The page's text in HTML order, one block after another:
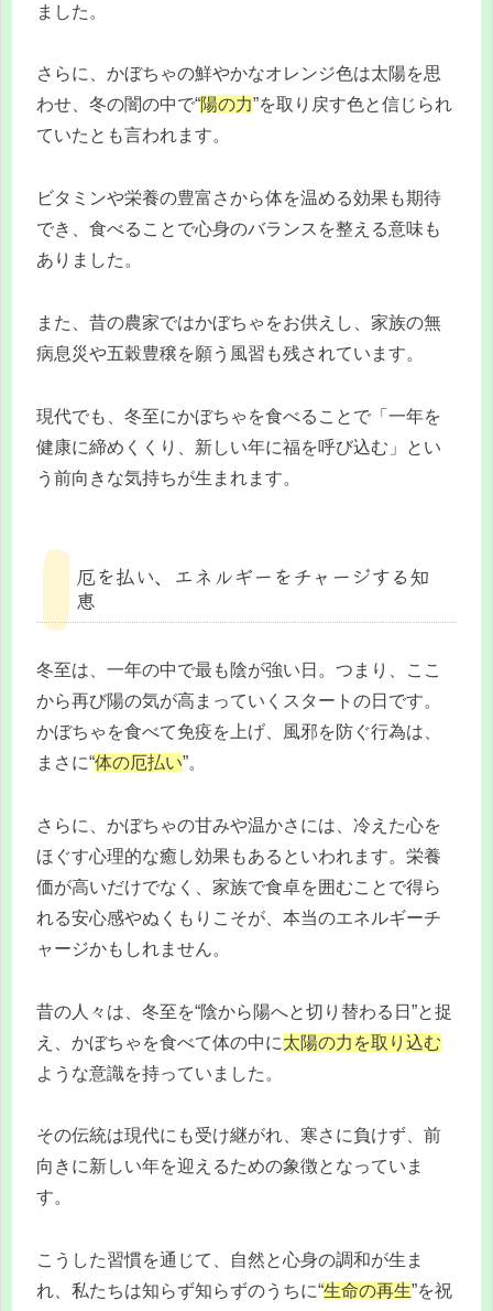
ました。
さらに、かぼちゃの鮮やかなオレンジ色は太陽を思
わせ、冬の闇の中で“陽の力”を取り戻す色と信じられ
ていたとも言われます。
ビタミンや栄養の豊富さから体を温める効果も期待
でき、食べることで心身のバランスを整える意味も
ありました。
また、昔の農家ではかぼちゃをお供えし、家族の無
病息災や五穀豊穣を願う風習も残されています。
現代でも、冬至にかぼちゃを食べることで「一年を
健康に締めくくり、新しい年に福を呼び込む」とい
う前向きな気持ちが生まれます。
厄を払い、エネルギーをチャージする知
恵
冬至は、一年の中で最も陰が強い日。つまり、ここ
から再び陽の気が高まっていくスタートの日です。
かぼちゃを食べて免疫を上げ、風邪を防ぐ行為は、
まさに“体の厄払い”。
さらに、かぼちゃの甘みや温かさには、冷えた心を
ほぐす心理的な癒し効果もあるといわれます。栄養
価が高いだけでなく、家族で食卓を囲むことで得ら
れる安心感やぬくもりこそが、本当のエネルギーチ
ャージかもしれません。
昔の人々は、冬至を“陰から陽へと切り替わる日”と捉
え、かぼちゃを食べて体の中に太陽の力を取り込む
ような意識を持っていました。
その伝統は現代にも受け継がれ、寒さに負けず、前
向きに新しい年を迎えるための象徴となっていま
す。
こうした習慣を通じて、自然と心身の調和が生ま
れ、私たちは知らず知らずのうちに“生命の再生”を祝